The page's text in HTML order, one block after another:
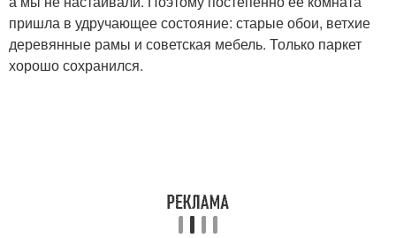
пришла в удручающее состояние: старые обои, ветхие
деревянные рамы и советская мебель. Только паркет
хорошо сохранился.